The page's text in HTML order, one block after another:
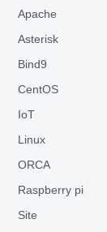
Apache
Asterisk
Bind9
CentOS
IoT
Linux
ORCA
Raspberry pi
Site